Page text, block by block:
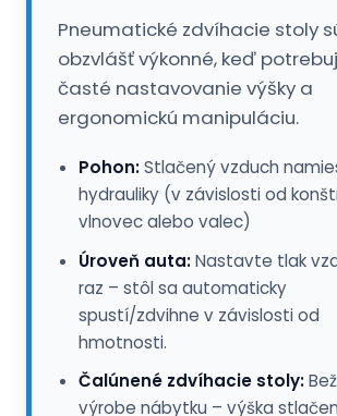
Pohon:Stlačený vzduch
hydrauliky (v závislosti od
vlnovec alebo valec)
Úroveň auta:Nastavte tlak
spustí/zdvihne v závislosti od
hmotnosti.
výrobe nábytku – výška
tlačidla
Platforma:
Príslušenstvo:Otočný tanier,